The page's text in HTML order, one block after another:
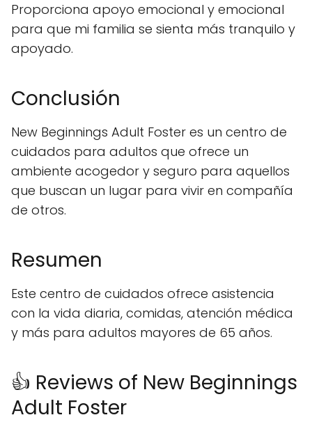
Proporciona apoyo emocional y emocional
para que mi familia se sienta más tranquilo y
apoyado.
Conclusión
New Beginnings Adult Foster es un centro de
cuidados para adultos que ofrece un
ambiente acogedor y seguro para aquellos
que buscan un lugar para vivir en compañía
de otros.
Resumen
Este centro de cuidados ofrece asistencia
con la vida diaria, comidas, atención médica
y más para adultos mayores de 65 años.
👍 Reviews of New Beginnings
Adult Foster